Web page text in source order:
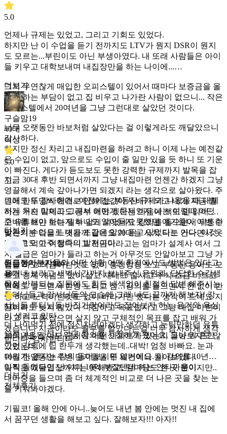
5.0
언제나 규제는 있었고, 그리고 기회도 있었다.
하지만 난 이 수업을 듣기 전까지도 LTV가 뭔지 DSR이 뭔지
도 모르는...부린이도 아닌 부생아였다. 내 또래 사람들은 아이
들 키우고 대학보내며 내집장만을 하는 나이에...
그저 우연찮게 매입한 오피스텔이 있어서 때마다 보증금을 올
려야 하는 부담이 없고 집 비우고 나가란 사람이 없으니... 작은
오피스텔에서 20여년을 그냥 그런대로 살았던 것이다.
너무 오랫동안 바보처럼 살았다는 걸 이렇게라도 깨달았으니
감사하다.
하지만 정신 차리고 내집마련을 하려고 하니 이제 나는 예전같
은 수입이 없고, 앞으로도 수입이 줄 일만 있을 듯 하니 또 기운
이 빠진다. 게다가 듣도보도 못한 강력한 규제까지 발목을 잡
고..
그래도 또 감사한건.. 예전에는 부동산 규제가 나왔을 때 대체
저게 무슨 말이고 그래서 어떤게 문제인지 나는 이럴때 어떤
준비를 해야 하는지 하나도 알아듣지 못했던 얘기들이 이번 한
달간의 수업으로 내가 조금은 알아 듣고 있었다는 거다. 이것
만으로도 아주 장족의 발전이다.
월급쟁이부자들의 어떤 상황 어떤 환경에서도 방법은 있다고
용기내 보라고 새벽시간까지 보내주신 응원과, 답답한 수강생
들의 반복되는 질문에도 힘든 내색없이 친절히 답변 해주시는
튜텨님들과 강사님들의 모습에 그래 나도 끝까지 해보자! 강
사님들 튜터님들 바짓가랑이라도 잡아보자 하는 용기와 욕심
이 생기고 있다.
20여년을 살아도 근처에 어떤 아파트가 있는지 돌아보지도 않
았었는데..
10월 한달동안 주변 단지들을 두 세번이나 돌아보았다.
아직은 매물임장까지는 못해봤고, 앞마당도 한 곳 뿐이지만..
내마중을 들으며 좀 더 체계적인 비교로 더 나은 곳을 찾는 눈
을 키워봐야겠다.
기필코! 올해 안에 아니..늦어도 내년 봄 안에는 멋진 내 집에
서 꿈꾸던 생활을 해보고 싶다. 잘해보자!!! 아자!!
더보기
구슬맘19
40대
여성
5.0
지금 30대 후반 되면서까지 그냥 내집마련 언젠간 하겠지 그냥
영끌해서 계속 갚아나가면 되겠지 라는 생각으로 살아왔다. 주
변에 한두명씩 매매로 인해 집값이 두배가 되고 내가 지금 뭘
하는 거지 이제라도 공부 해야 겠다는 마음에 책도 안 읽어 보
고 유튜브만 보다 월부 알게 되었네요 강의를 들으면서 뒤통수
맞는기분 다들 느꼇을꺼 같네요 20대는 사치 티도 안나면서 옷
사입고 먹고 여행다니고 저금이라고는 엄마가 설계사 여서 그
저 월급은 엄마가 들라고 하는거 아무것도 안알아보고 그냥 가
입을 하고 적금이란것도 없이 흥청망청 쓰고 부동산 용어도 모
르고 경제 개념도 없이 살고 재테크 랍시고 주식 조금 비트코
인에도 넣으면서 한방 노리고 참…강의를 들으면서 한 없이 반
성 하고 노력이란것도 없이 바라기만 했다는 생각이 드네요 지
금이라도 늦지 않았다 다짐하고 목표랍시고 그냥 내집 마련이
라고 뜬구름 잡으면 살지 않고 구체적인 목표를 잡고 배워 가
겠습니다 지금이라도 월부를 알았다는걸 너무 감사하게 생각
합니다. 감사합니다
더보기
든든한자본가886
40대
여성
5.0
더 나이먹기 전에 정신차려야겠다 생각하고 눈팅만하던 유튜
브로 3년 된 너나위님 강의를 신청하게 됐어요. 그냥 뭐 흔한
그런 강의에 팁 한두개 생각했는데..대박! 엄청 바빠요. 눈과
머리가. 왠지는 강의 들어보시면 알거에요. 이 강의를 10년만
일찍 들었다면 난 이미 10억 부잘텐데 하는 안타까움이.
더보기
전체후기